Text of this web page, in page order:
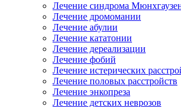
Лечение синдрома
Лечение дромомании
Лечение абулии
Лечение кататонии
Лечение дереализации
Лечение фобий
Лечение истерических
Лечение половых расстройств
Лечение энкопреза
Лечение детских неврозов